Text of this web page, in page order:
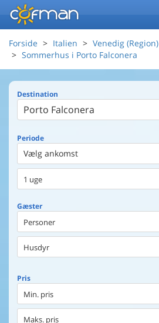
Forside Italien Venedig (Region)
Sommerhus i Porto Falconera
Destination
Periode
Vælg ankomst
1 uge
Gæster
Personer
Husdyr
Pris
Min. pris
Maks. pris